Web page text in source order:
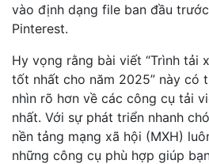
vào định dạng file ban đầu
Pinterest.
Hy vọng rằng bài viết “Trình tải
tốt nhất cho năm 2025” này có
nhìn rõ hơn về các công cụ tải
nhất. Với sự phát triển nhanh
nền tảng mạng xã hội (MXH)
những công cụ phù hợp giúp